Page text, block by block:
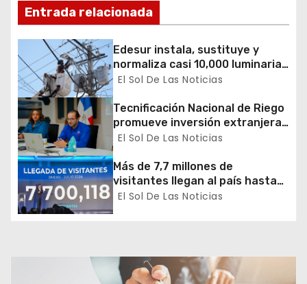
d
e
e
n
t
r
a
d
Entrada relacionada
Edesur instala, sustituye y
normaliza casi 10,000 luminarias
en 12 demarcaciones
El Sol De Las Noticias
Tecnificación Nacional de Riego
promueve inversión extranjera
en agricultura y riego
El Sol De Las Noticias
Más de 7,7 millones de
visitantes llegan al país hasta
julio
El Sol De Las Noticias